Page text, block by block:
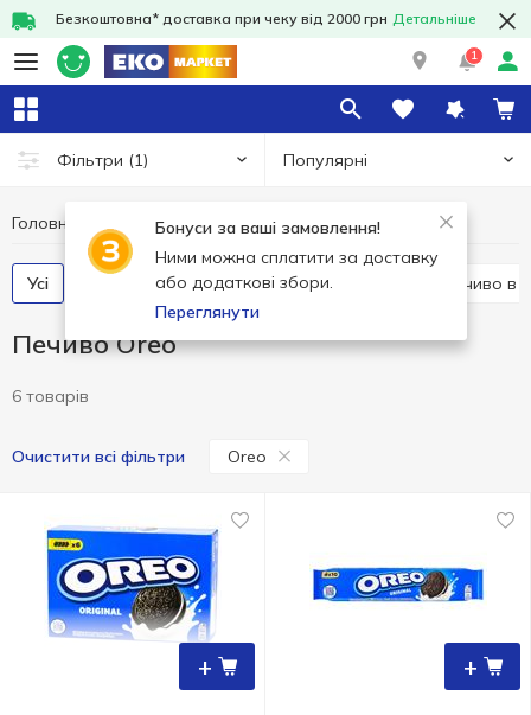
Безкоштовна* доставка при чеку від 2000 грн Детальніше
1
Фільтри (1) Популярні
Бонуси за ваші замовлення!
Ними можна сплатити за доставку
або додаткові збори.
Переглянути
Головна Солодощі Печиво Печиво Oreo
Усі Печиво в упаковці Печиво вагове Печиво
Печиво Oreo
6 товарів
Очистити всі фільтри Oreo
+ +